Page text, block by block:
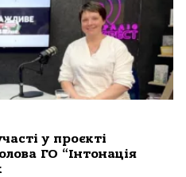
у проєкті
ГО “Інтонація